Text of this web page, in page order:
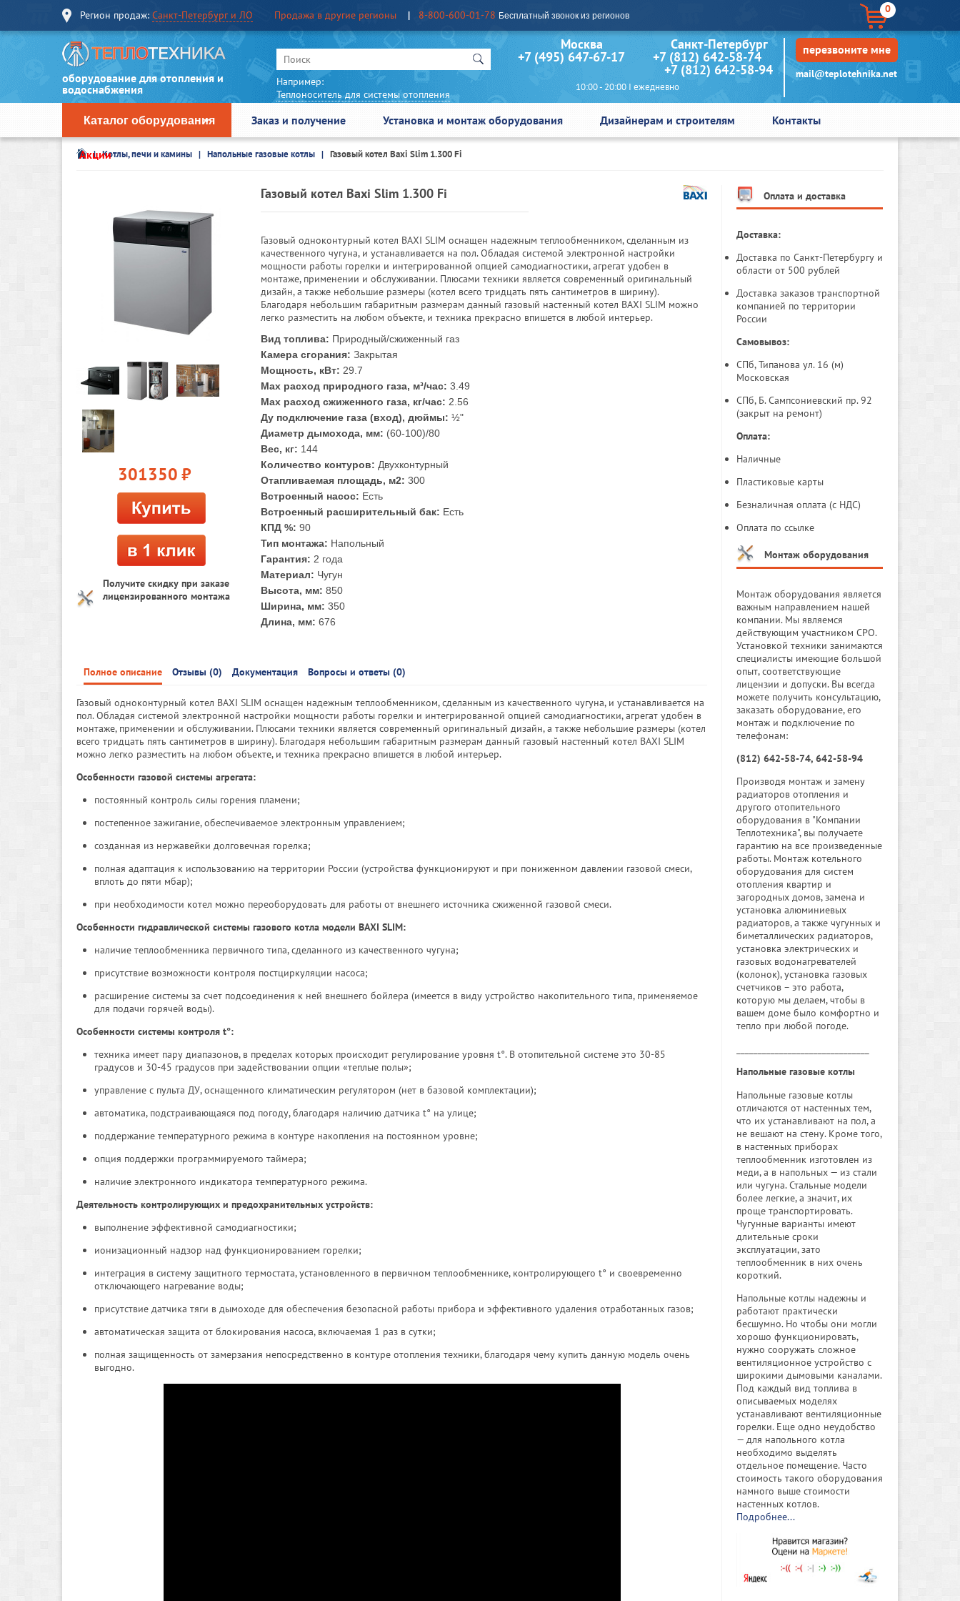
Регион продаж: Санкт-Петербург и ЛО Продажа в другие регионы 8-800-600-01-78 Бесплатный звонок из регионов
0
оборудование для отопления и
водоснабжения
Например:
Теплоноситель для системы отопления
Москва Санкт-Петербург
+7 (495) 647-67-17 +7 (812) 642-58-74
+7 (812) 642-58-94
10:00 - 20:00 I ежедневно
перезвоните мне
mail@teplotehnika.net
Каталог оборудования Заказ и получение Установка и монтаж оборудования Дизайнерам и строителям Контакты
АкцииКотлы, печи и камины Напольные газовые котлы Газовый котел Baxi Slim 1.300 Fi
301350 руб.
Получите скидку при заказе
лицензированного монтажа
Газовый котел Baxi Slim 1.300 Fi
Газовый одноконтурный котел BAXI SLIM оснащен надежным теплообменником, сделанным из
качественного чугуна, и устанавливается на пол. Обладая системой электронной настройки
мощности работы горелки и интегрированной опцией самодиагностики, агрегат удобен в
монтаже, применении и обслуживании. Плюсами техники является современный оригинальный
дизайн, а также небольшие размеры (котел всего тридцать пять сантиметров в ширину).
Благодаря небольшим габаритным размерам данный газовый настенный котел BAXI SLIM можно
легко разместить на любом объекте, и техника прекрасно впишется в любой интерьер.
Вид топлива: Природный/сжиженный газ
Камера сгорания: Закрытая
Мощность, кВт: 29.7
Max расход природного газа, м³/час: 3.49
Max расход сжиженного газа, кг/час: 2.56
Ду подключение газа (вход), дюймы: ½"
Диаметр дымохода, мм: (60-100)/80
Вес, кг: 144
Количество контуров: Двухконтурный
Отапливаемая площадь, м2: 300
Встроенный насос: Есть
Встроенный расширительный бак: Есть
КПД %: 90
Тип монтажа: Напольный
Гарантия: 2 года
Материал: Чугун
Высота, мм: 850
Ширина, мм: 350
Длина, мм: 676
Полное описание Отзывы (0) Документация Вопросы и ответы (0)
Газовый одноконтурный котел BAXI SLIM оснащен надежным теплообменником, сделанным из качественного чугуна, и устанавливается на
пол. Обладая системой электронной настройки мощности работы горелки и интегрированной опцией самодиагностики, агрегат удобен в
монтаже, применении и обслуживании. Плюсами техники является современный оригинальный дизайн, а также небольшие размеры (котел
всего тридцать пять сантиметров в ширину). Благодаря небольшим габаритным размерам данный газовый настенный котел BAXI SLIM
можно легко разместить на любом объекте, и техника прекрасно впишется в любой интерьер.
Особенности газовой системы агрегата:
постоянный контроль силы горения пламени;
постепенное зажигание, обеспечиваемое электронным управлением;
созданная из нержавейки долговечная горелка;
полная адаптация к использованию на территории России (устройства функционируют и при пониженном давлении газовой смеси,
вплоть до пяти мбар);
при необходимости котел можно переоборудовать для работы от внешнего источника сжиженной газовой смеси.
Особенности гидравлической системы газового котла модели BAXI SLIM:
наличие теплообменника первичного типа, сделанного из качественного чугуна;
присутствие возможности контроля постциркуляции насоса;
расширение системы за счет подсоединения к ней внешнего бойлера (имеется в виду устройство накопительного типа, применяемое
для подачи горячей воды).
Особенности системы контроля t°:
техника имеет пару диапазонов, в пределах которых происходит регулирование уровня t°. В отопительной системе это 30-85
градусов и 30-45 градусов при задействовании опции «теплые полы»;
управление с пульта ДУ, оснащенного климатическим регулятором (нет в базовой комплектации);
автоматика, подстраивающаяся под погоду, благодаря наличию датчика t° на улице;
поддержание температурного режима в контуре накопления на постоянном уровне;
опция поддержки программируемого таймера;
наличие электронного индикатора температурного режима.
Деятельность контролирующих и предохранительных устройств:
выполнение эффективной самодиагностики;
ионизационный надзор над функционированием горелки;
интеграция в систему защитного термостата, установленного в первичном теплообменнике, контролирующего t° и своевременно
отключающего нагревание воды;
присутствие датчика тяги в дымоходе для обеспечения безопасной работы прибора и эффективного удаления отработанных газов;
автоматическая защита от блокирования насоса, включаемая 1 раз в сутки;
полная защищенность от замерзания непосредственно в контуре отопления техники, благодаря чему купить данную модель очень
выгодно.
Оплата и доставка
Доставка:
Доставка по Санкт-Петербургу и
области от 500 рублей
Доставка заказов транспортной
компанией по территории
России
Самовывоз:
СПб, Типанова ул. 16 (м)
Московская
СПб, Б. Сампсониевский пр. 92
(закрыт на ремонт)
Оплата:
Наличные
Пластиковые карты
Безналичная оплата (с НДС)
Оплата по ссылке
Монтаж оборудования
Монтаж оборудования является
важным направлением нашей
компании. Мы являемся
действующим участником СРО.
Установкой техники занимаются
специалисты имеющие большой
опыт, соответствующие
лицензии и допуски. Вы всегда
можете получить консультацию,
заказать оборудование, его
монтаж и подключение по
телефонам:
(812) 642-58-74, 642-58-94
Производя монтаж и замену
радиаторов отопления и
другого отопительного
оборудования в "Компании
Теплотехника", вы получаете
гарантию на все произведенные
работы. Монтаж котельного
оборудования для систем
отопления квартир и
загородных домов, замена и
установка алюминиевых
радиаторов, а также чугунных и
биметаллических радиаторов,
установка электрических и
газовых водонагревателей
(колонок), установка газовых
счетчиков – это работа,
которую мы делаем, чтобы в
вашем доме было комфортно и
тепло при любой погоде.
Напольные газовые котлы
Напольные газовые котлы
отличаются от настенных тем,
что их устанавливают на пол, а
не вешают на стену. Кроме того,
в настенных приборах
теплообменник изготовлен из
меди, а в напольных — из стали
или чугуна. Стальные модели
более легкие, а значит, их
проще транспортировать.
Чугунные варианты имеют
длительные сроки
эксплуатации, зато
теплообменник в них очень
короткий.
Напольные котлы надежны и
работают практически
бесшумно. Но чтобы они могли
хорошо функционировать,
нужно сооружать сложное
вентиляционное устройство с
широкими дымовыми каналами.
Под каждый вид топлива в
описываемых моделях
устанавливают вентиляционные
горелки. Еще одно неудобство
— для напольного котла
необходимо выделять
отдельное помещение. Часто
стоимость такого оборудования
намного выше стоимости
настенных котлов.
Подробнее...